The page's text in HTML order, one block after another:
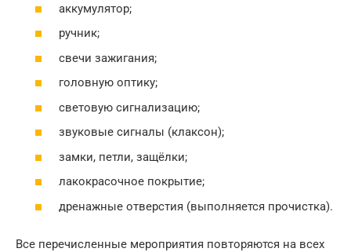
аккумулятор;
ручник;
свечи зажигания;
головную оптику;
световую сигнализацию;
звуковые сигналы (клаксон);
замки, петли, защёлки;
лакокрасочное покрытие;
дренажные отверстия (выполняется прочистка).
Все перечисленные мероприятия повторяются на всех